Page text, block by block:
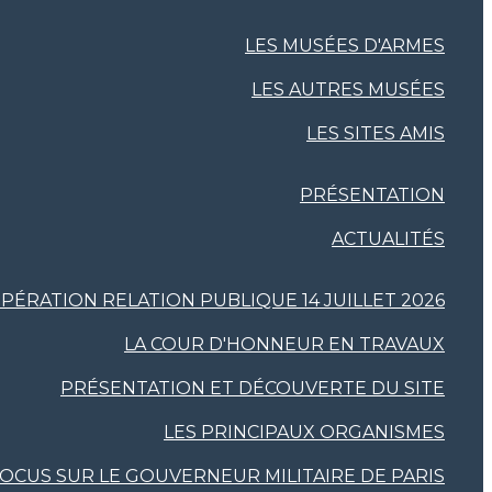
LES MUSÉES D'ARMES
LES AUTRES MUSÉES
LES SITES AMIS
PRÉSENTATION
ACTUALITÉS
RELATION PUBLIQUE 14 JUILLET 2026
LA COUR D'HONNEUR EN TRAVAUX
PRÉSENTATION ET DÉCOUVERTE DU SITE
LES PRINCIPAUX ORGANISMES
SUR LE GOUVERNEUR MILITAIRE DE PARIS